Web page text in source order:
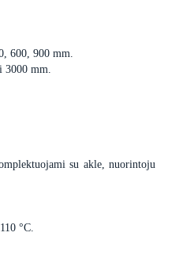
600, 900 mm.
3000 mm.
su akle, nuorintoju
°C.